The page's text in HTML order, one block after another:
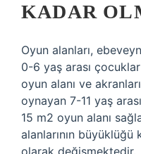
KADAR
Oyun alanları,
0-6 yaş arası
oyun alanı ve
oynayan 7-11 yaş
15 m2 oyun alanı
alanlarının
olarak değişmektedir.